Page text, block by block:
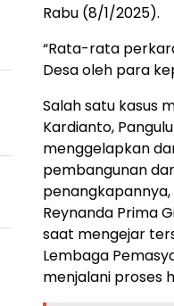
Rabu (8/1/2025).
“Rata-rata
Desa oleh para
Salah satu kasus
Kardianto,
menggelapkan
pembangunan
Reynanda Prima
saat mengejar
Lembaga
menjalani proses